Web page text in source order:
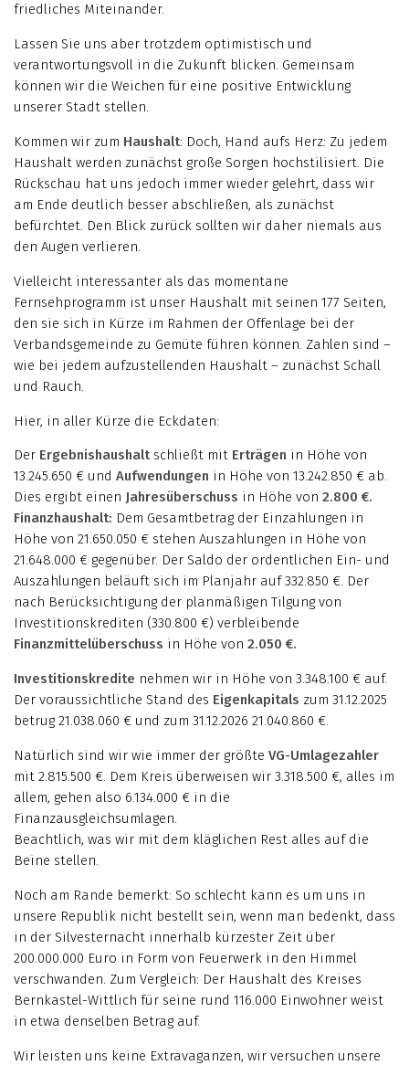
friedliches Miteinander.
Lassen Sie uns aber trotzdem optimistisch und
verantwortungsvoll in die Zukunft blicken. Gemeinsam
können wir die Weichen für eine positive Entwicklung
unserer Stadt stellen.
Kommen wir zum Haushalt: Doch, Hand aufs Herz: Zu jedem
Haushalt werden zunächst große Sorgen hochstilisiert. Die
Rückschau hat uns jedoch immer wieder gelehrt, dass wir
am Ende deutlich besser abschließen, als zunächst
befürchtet. Den Blick zurück sollten wir daher niemals aus
den Augen verlieren.
Vielleicht interessanter als das momentane
Fernsehprogramm ist unser Haushalt mit seinen 177 Seiten,
den sie sich in Kürze im Rahmen der Offenlage bei der
Verbandsgemeinde zu Gemüte führen können. Zahlen sind –
wie bei jedem aufzustellenden Haushalt – zunächst Schall
und Rauch.
Hier, in aller Kürze die Eckdaten:
Der Ergebnishaushaltschließt mit Erträgen in Höhe von
13.245.650 € und Aufwendungen in Höhe von 13.242.850 € ab.
Dies ergibt einen Jahresüberschuss in Höhe von 2.800 €.
Finanzhaushalt: Dem Gesamtbetrag der Einzahlungen in
Höhe von 21.650.050 € stehen Auszahlungen in Höhe von
21.648.000 € gegenüber. Der Saldo der ordentlichen Ein- und
Auszahlungen beläuft sich im Planjahr auf 332.850 €. Der
nach Berücksichtigung der planmäßigen Tilgung von
Investitionskrediten (330.800 €) verbleibende
Finanzmittelüberschuss in Höhe von 2.050 €.
Investitionskredite nehmen wir in Höhe von 3.348.100 € auf.
Der voraussichtliche Stand des Eigenkapitals zum 31.12.2025
betrug 21.038.060 € und zum 31.12.2026 21.040.860 €.
Natürlich sind wir wie immer der größte VG-Umlagezahler
mit 2.815.500 €. Dem Kreis überweisen wir 3.318.500 €, alles im
allem, gehen also 6.134.000 € in die
Finanzausgleichsumlagen.
Beachtlich, was wir mit dem kläglichen Rest alles auf die
Beine stellen.
Noch am Rande bemerkt: So schlecht kann es um uns in
unsere Republik nicht bestellt sein, wenn man bedenkt, dass
in der Silvesternacht innerhalb kürzester Zeit über
200.000.000 Euro in Form von Feuerwerk in den Himmel
verschwanden. Zum Vergleich: Der Haushalt des Kreises
Bernkastel-Wittlich für seine rund 116.000 Einwohner weist
in etwa denselben Betrag auf.
Wir leisten uns keine Extravaganzen, wir versuchen unsere